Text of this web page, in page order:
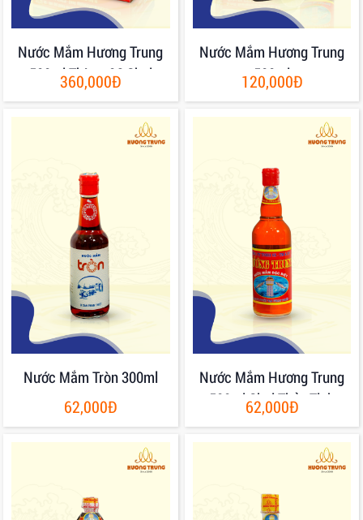
Nước Mắm Hương Trung
500ml Thùng 06 Chai
360,000Đ
Nước Mắm Hương Trung
500ml
120,000Đ
Nước Mắm Tròn 300ml
62,000Đ
Nước Mắm Hương Trung
500ml Chai Thủy Tinh
62,000Đ